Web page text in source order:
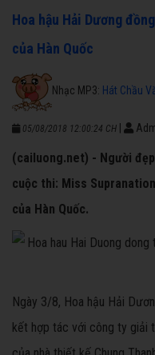
Hoa hậu Hải Dương
của Hàn Quốc
Nhạc MP3: Hát Chầu
05/08/2018 12:00:24 CH
(cailuong.net) - Người
cuộc thi: Miss
của Hàn Quốc.
Ngày 3/8, Hoa hậu Hải
kết hợp tác với công ty giải